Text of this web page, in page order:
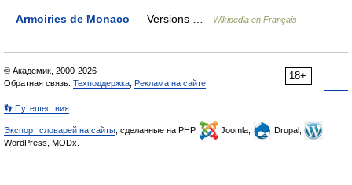
Armoiries de Monaco — Versions … Wikipédia en Français
18+
© Академик, 2000-2026
Обратная связь: Техподдержка Реклама на сайте
👣 Путешествия
Экспорт словарей на сайты , сделанные на PHP, Joomla,
Drupal,
WordPress, MODx.